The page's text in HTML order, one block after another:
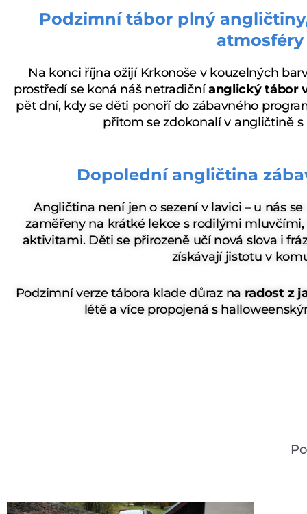
Podzimní tábor plný
atmosféry
Na konci října ožijí Krkonoše v kouzelných
prostředí se koná náš netradičníanglický tábor
pět dní, kdy se děti ponoří do zábavného
přitom se zdokonalí v angličtině
Dopolední angličtina
Angličtina není jen o sezení v lavici – u nás
zaměřeny na krátké lekce s rodilými
aktivitami. Děti se přirozeně učí nová slova i
získávají jistotu v
Podzimní verze tábora klade důraz na radost z
létě a více propojená s